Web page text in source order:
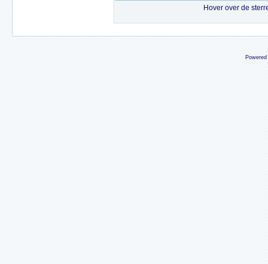
Hover over de